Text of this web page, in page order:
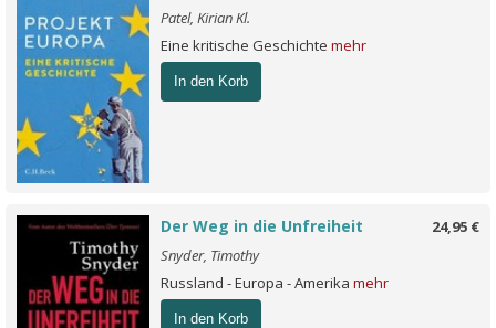
Patel, Kirian Kl.
Eine kritische Geschichte mehr
In den Korb
24,95 €
Der Weg in die Unfreiheit
Snyder, Timothy
Russland - Europa - Amerika mehr
In den Korb